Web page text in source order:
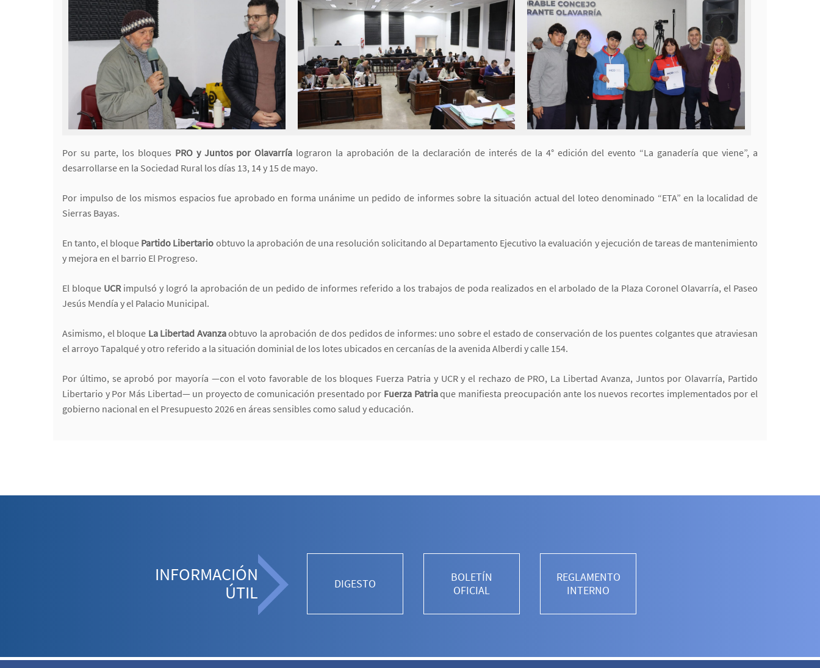
Por su parte, los bloques PRO y Juntos por Olavarría lograron la aprobación de la declaración de interés de la 4° edición del evento “La ganadería que viene”, a
desarrollarse en la Sociedad Rural los días 13, 14 y 15 de mayo.
Por impulso de los mismos espacios fue aprobado en forma unánime un pedido de informes sobre la situación actual del loteo denominado “ETA” en la localidad de
Sierras Bayas.
En tanto, el bloque Partido Libertario obtuvo la aprobación de una resolución solicitando al Departamento Ejecutivo la evaluación y ejecución de tareas de mantenimiento
y mejora en el barrio El Progreso.
El bloque UCRimpulsó y logró la aprobación de un pedido de informes referido a los trabajos de poda realizados en el arbolado de la Plaza Coronel Olavarría, el Paseo
Jesús Mendía y el Palacio Municipal.
Asimismo, el bloque La Libertad Avanzaobtuvo la aprobación de dos pedidos de informes: uno sobre el estado de conservación de los puentes colgantes que atraviesan
el arroyo Tapalqué y otro referido a la situación dominial de los lotes ubicados en cercanías de la avenida Alberdi y calle 154.
Por último, se aprobó por mayoría —con el voto favorable de los bloques Fuerza Patria y UCR y el rechazo de PRO, La Libertad Avanza, Juntos por Olavarría, Partido
Libertario y Por Más Libertad— un proyecto de comunicación presentado por Fuerza Patriaque manifiesta preocupación ante los nuevos recortes implementados por el
gobierno nacional en el Presupuesto 2026 en áreas sensibles como salud y educación.
INFORMACIÓN
ÚTIL
DIGESTO
BOLETÍN
OFICIAL
REGLAMENTO
INTERNO